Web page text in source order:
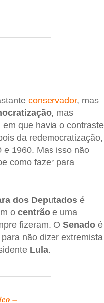
conservador, mas
, mas
que havia o contraste
da redemocratização,
e 1960. Mas isso não
como fazer para
dos Deputadosé
o centrãoe uma
fizeram. O Senadoé
não dizer extremista
Lula.
–